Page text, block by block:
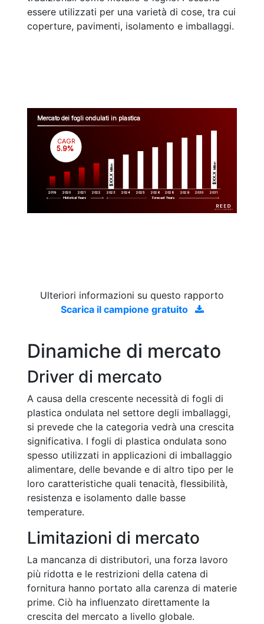
essere utilizzati per una varietà di cose, tra cui
coperture, pavimenti, isolamento e imballaggi.
Mercato dei fogli ondulati in plastica
2019 2020 2021 2022 2023 2024 2025 2026 2028 2029 2030 2031
$XX.X
Million
$XX.X
Million
CAGR
5.9%
Historical Years Forecast Years
Ulteriori informazioni su questo rapporto
Scarica il campione gratuito
Dinamiche di mercato
Driver di mercato
A causa della crescente necessità di fogli di
plastica ondulata nel settore degli imballaggi,
si prevede che la categoria vedrà una crescita
significativa. I fogli di plastica ondulata sono
spesso utilizzati in applicazioni di imballaggio
alimentare, delle bevande e di altro tipo per le
loro caratteristiche quali tenacità, flessibilità,
resistenza e isolamento dalle basse
temperature.
Limitazioni di mercato
La mancanza di distributori, una forza lavoro
più ridotta e le restrizioni della catena di
fornitura hanno portato alla carenza di materie
prime. Ciò ha influenzato direttamente la
crescita del mercato a livello globale.